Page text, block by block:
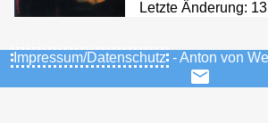
Letzte Änderung:
Impressum/Datenschutz - Anton von